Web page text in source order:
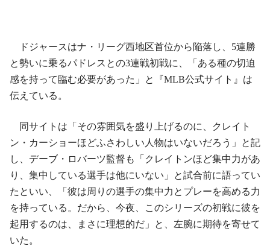
ドジャースはナ・リーグ西地区首位から陥落し、5連勝
と勢いに乗るパドレスとの3連戦初戦に、「ある種の切迫
感を持って臨む必要があった」と『MLB公式サイト』は
伝えている。
同サイトは「その雰囲気を盛り上げるのに、クレイト
ン・カーショーほどふさわしい人物はいないだろう」と記
し、デーブ・ロバーツ監督も「クレイトンほど集中力があ
り、集中している選手は他にいない」と試合前に語ってい
たといい、「彼は周りの選手の集中力とプレーを高める力
を持っている。だから、今夜、このシリーズの初戦に彼を
起用するのは、まさに理想的だ」と、左腕に期待を寄せて
いた。